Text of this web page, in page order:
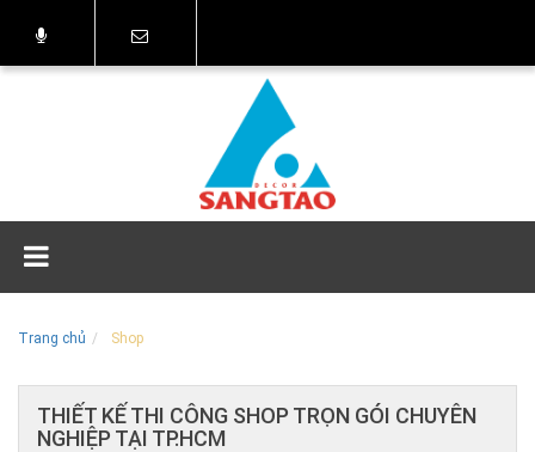
Trang chủ Shop
THIẾT KẾ THI CÔNG SHOP TRỌN GÓI CHUYÊN
NGHIỆP TẠI TP.HCM